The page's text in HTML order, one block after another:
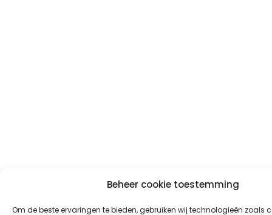
Beheer cookie toestemming
Om de beste ervaringen te bieden, gebruiken wij technologieën zoals